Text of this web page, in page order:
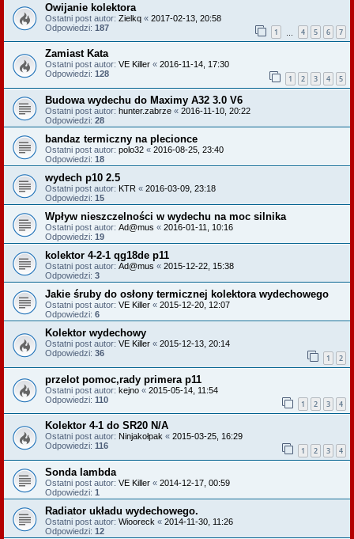
Owijanie kolektora
Ostatni post autor: Zielkq « 2017-02-13, 20:58
Odpowiedzi: 187 1 4 5 6 7
Zamiast Kata
Ostatni post autor: VE Killer « 2016-11-14, 17:30
Odpowiedzi: 128 1 2 3 4 5
Budowa wydechu do Maximy A32 3.0 V6
Ostatni post autor: hunter.zabrze « 2016-11-10, 20:22
Odpowiedzi: 28
bandaz termiczny na plecionce
Ostatni post autor: polo32 « 2016-08-25, 23:40
Odpowiedzi: 18
wydech p10 2.5
Ostatni post autor: KTR « 2016-03-09, 23:18
Odpowiedzi: 15
Wpływ nieszczelności w wydechu na moc silnika
Ostatni post autor: Ad@mus « 2016-01-11, 10:16
Odpowiedzi: 19
kolektor 4-2-1 qg18de p11
Ostatni post autor: Ad@mus « 2015-12-22, 15:38
Odpowiedzi: 3
Jakie śruby do osłony termicznej kolektora wydechowego
Ostatni post autor: VE Killer « 2015-12-20, 12:07
Odpowiedzi: 6
Kolektor wydechowy
Ostatni post autor: VE Killer « 2015-12-13, 20:14
Odpowiedzi: 36 1 2
przelot pomoc,rady primera p11
Ostatni post autor: kejno « 2015-05-14, 11:54
Odpowiedzi: 110 1 2 3 4
Kolektor 4-1 do SR20 N/A
Ostatni post autor: Ninjakołpak « 2015-03-25, 16:29
Odpowiedzi: 116 1 2 3 4
Sonda lambda
Ostatni post autor: VE Killer « 2014-12-17, 00:59
Odpowiedzi: 1
Radiator układu wydechowego.
Ostatni post autor: Wiooreck « 2014-11-30, 11:26
Odpowiedzi: 12